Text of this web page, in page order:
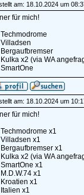
am: 18.10.2024 um
für mich!
x2 (via WA
am: 18.10.2024 um
für mich!
Techmodrome x1
x1
x1
x2 (via WA
x1
x1
x1
x1